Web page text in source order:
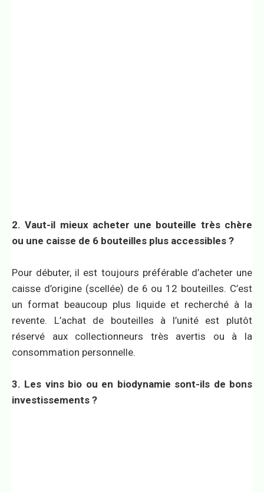
2. Vaut-il mieux acheter une bouteille très chère
ou une caisse de 6 bouteilles plus accessibles ?
Pour débuter, il est toujours préférable d’acheter une
caisse d’origine (scellée) de 6 ou 12 bouteilles. C’est
un format beaucoup plus liquide et recherché à la
revente. L’achat de bouteilles à l’unité est plutôt
réservé aux collectionneurs très avertis ou à la
consommation personnelle.
3. Les vins bio ou en biodynamie sont-ils de bons
investissements ?